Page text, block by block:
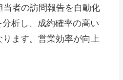
者の訪問報告を自動化
析し、成約確率の高い
ます。営業効率が向上